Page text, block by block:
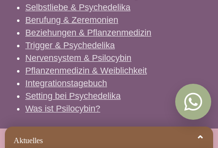
Aktuelles ⌃
Selbstliebe & Psychedelika
Berufung & Zeremonien
Beziehungen & Pflanzenmedizin
Trigger & Psychedelika
Nervensystem & Psilocybin
Pflanzenmedizin & Weiblichkeit
Integrationstagebuch
Setting bei Psychedelika
Was ist Psilocybin?
Julia Fischer - Schamanisch-therapeutische Magic Mushroom